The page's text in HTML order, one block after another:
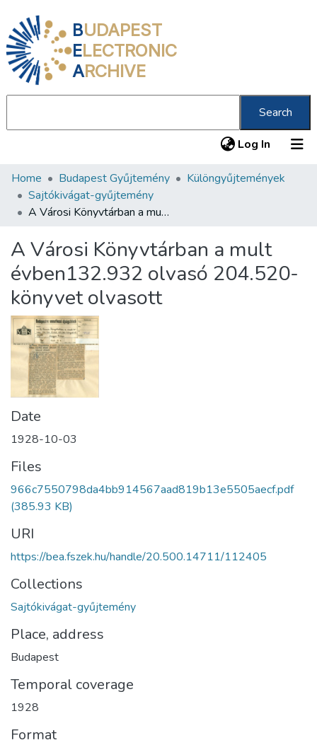
BUDAPEST
ELECTRONIC
ARCHIVE
Search
Log In (current)
Communities & Collections
All of DSpace
About us
Home Budapest Gyűjtemény
Különgyűjtemények
Sajtókivágat-gyűjtemény
A Városi Könyvtárban a mult évben132.932 olvasó 204.520-könyvet olvasott
A Városi Könyvtárban a mult
évben132.932 olvasó 204.520-
könyvet olvasott
Date
1928-10-03
Files
966c7550798da4bb914567aad819b13e5505aecf.pdf
(385.93 KB)
URI
https://bea.fszek.hu/handle/20.500.14711/112405
Collections
Sajtókivágat-gyűjtemény
Place, address
Budapest
Temporal coverage
1928
Format